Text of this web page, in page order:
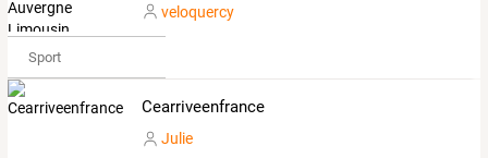
veloquercy
Sport
Cearriveenfrance
Julie